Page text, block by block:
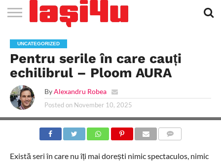
STIRI
APARTAMENTE
NOI IASI
STIRI
IASI
JOBS
IN
IASI
FILME
LA
CINEMA
CLUBURI /
DISCOTECI
BARURI /
CAFENELE
SALI DE
FORTA
SI
FITNESS
SALOANE DE
INFRUMUSETARE
AGENTII
DE
TURISM
IASI
RESTAURANTE
IN IASI
PIZZA
IN
IASI
PISCINA
IN IASI
FLORARII
RADIO
LIVE
IN IASI
SPALATORII
AUTO
TRACTARI
AUTO
TAXI
IN
IASI
CINEMA
TEATRU
HOTELURI
/
PENSIUNI
TEREN
SPORTIV
TEREN
TENIS
IASI
FARMACII
NON
STOP
COFFEE-
TO-GO
FIRME DE
PUBLICITATE
RENT
A
CAR
UNCATEGORIZED
Pentru serile în care cauți
echilibrul – Ploom AURA
By Alexandru Robea
Posted on November 10, 2025
Există seri în care nu îți mai dorești nimic spectaculos, nimic